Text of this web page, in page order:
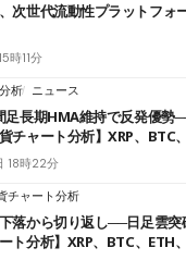
次世代流動性プラットフォ
時11分
析 ニュース
足長期HMA維持で反発優勢
チャート分析】XRP、BTC
18時22分
チャート分析
落から切り返し──日足雲
ート分析】XRP、BTC、ETH